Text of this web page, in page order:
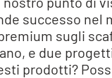
successo
sugli
e due
prodotti?